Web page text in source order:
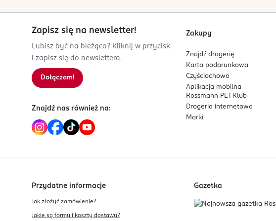
Zapisz się na newsletter!
Lubisz być na bieżąco? Kliknij w przycisk
i zapisz się do newslettera.
Dołączam!
Znajdź nas również na:
Zakupy
Znajdź drogerię
Karta podarunkowa
Czyściochowo
Aplikacja mobilna
Rossmann PL i Klub
Drogeria internetowa
Marki
Przydatne informacje
Jak złożyć zamówienie?
Jakie są formy i koszty dostawy?
Gazetka